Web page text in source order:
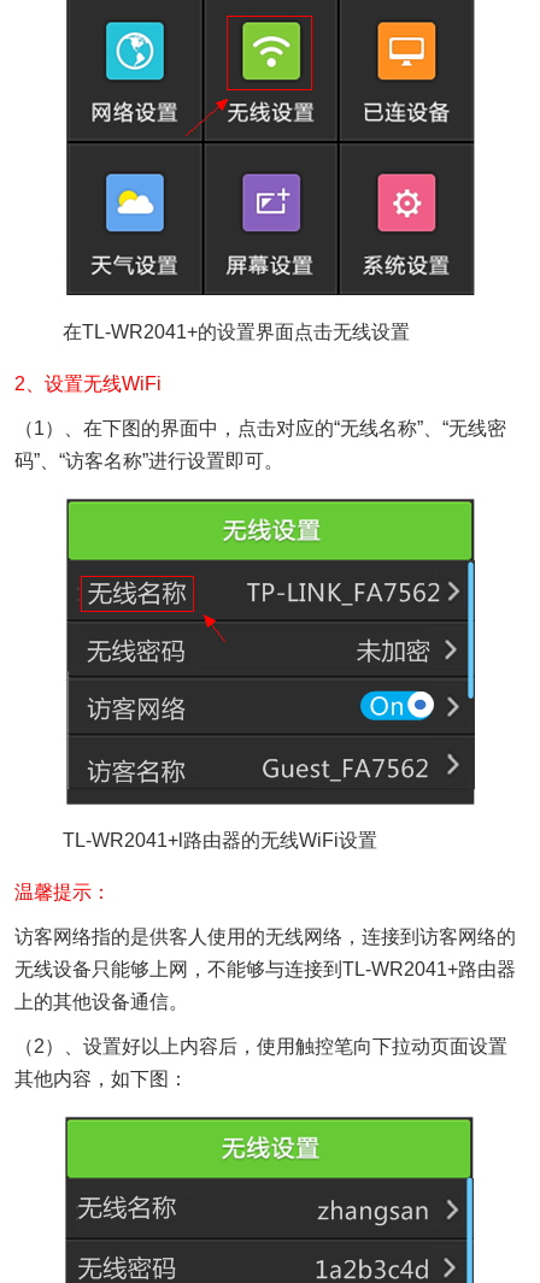
在TL-WR2041+的设置界面点击无线设置
2、设置无线WiFi
（1）、在下图的界面中，点击对应的“无线名称”、“无线密
码”、“访客名称”进行设置即可。
TL-WR2041+l路由器的无线WiFi设置
温馨提示：
访客网络指的是供客人使用的无线网络，连接到访客网络的
无线设备只能够上网，不能够与连接到TL-WR2041+路由器
上的其他设备通信。
（2）、设置好以上内容后，使用触控笔向下拉动页面设置
其他内容，如下图：